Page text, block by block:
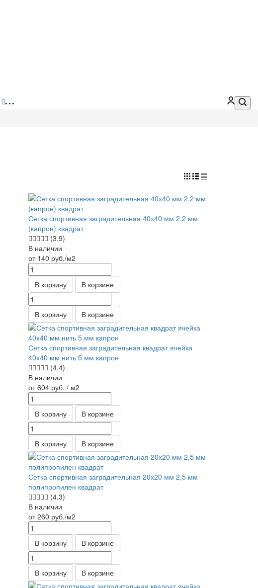
Сетка спортивная заградительная 40х40 мм 2,2 мм
(капрон) квадрат
(3.9)
В наличии
от 140 руб./м2
В корзину В корзине
В корзину В корзине
Сетка спортивная заградительная квадрат ячейка
40х40 мм нить 5 мм капрон
(4.4)
В наличии
от 604 руб. / м2
В корзину В корзине
В корзину
В корзине
Сетка спортивная заградительная 20х20 мм 2,5 мм
полипропилен квадрат
(4.3)
В наличии
от 260 руб./м2
В корзину В корзине
В корзину В корзине